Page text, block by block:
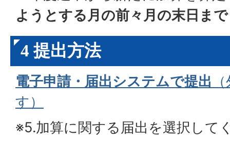
ようとする月の前々月の末日まで
4 提出方法
電子申請・届出システムで提出
す）
※5.加算に関する届出を選択して